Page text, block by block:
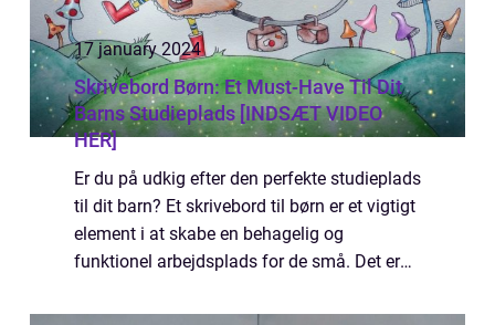
17 january 2024
Skrivebord Børn: Et Must-Have Til Dit
Barns Studieplads [INDSÆT VIDEO
HER]
Er du på udkig efter den perfekte studieplads
til dit barn? Et skrivebord til børn er et vigtigt
element i at skabe en behagelig og
funktionel arbejdsplads for de små. Det er
ergonomisk korrekt og inspirerende, så...